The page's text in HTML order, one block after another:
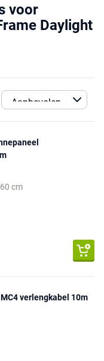
voor
Daylight
cm
verlengkabel 10m